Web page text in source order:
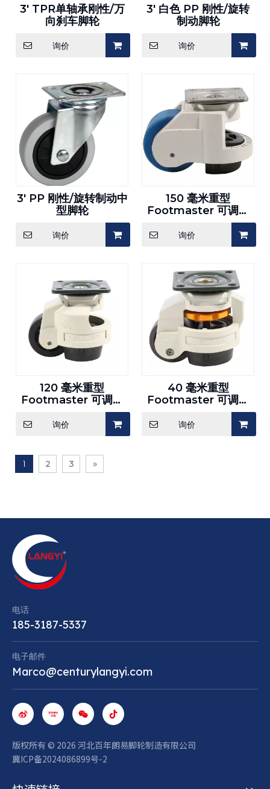
3' TPR单轴承刚性/万
向刹车脚轮
询价
3' 白色 PP 刚性/旋转
制动脚轮
询价
3' PP 刚性/旋转制动中
型脚轮
询价
150 毫米重型
Footmaster 可调节
询价
120 毫米重型
Footmaster 可调节
询价
40 毫米重型
Footmaster 可调节
询价
1 2 3 »
电话
185-3187-5337
电子邮件
Marco@centurylangyi.com
版权所有 © 2026 河北百年朗易脚轮制造有限公司
冀ICP备2024086899号-2